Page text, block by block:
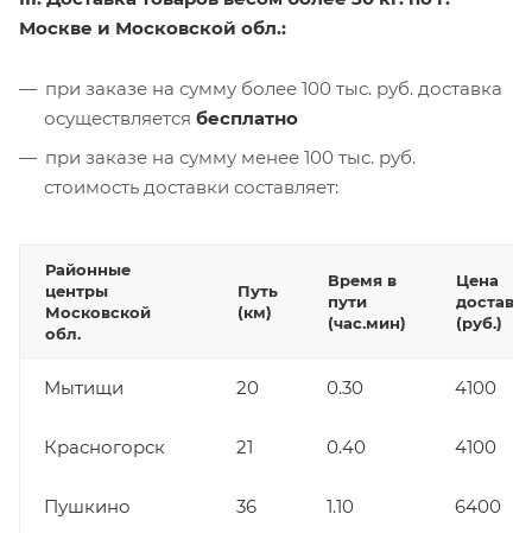
Москве и Московской обл.:
при заказе на сумму более 100 тыс. руб. доставка
осуществляется бесплатно
при заказе на сумму менее 100 тыс. руб.
стоимость доставки составляет:
Районные
центры
Московской
обл.
Путь
(км)
Время в
пути
(час.мин)
Цена
(руб.)
Мытищи 20 0.30 4100
Красногорск 21 0.40 4100
Пушкино 36 1.10 6400